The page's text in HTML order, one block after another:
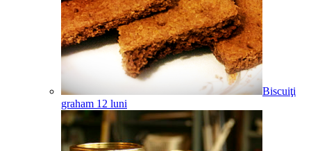
Biscuiţi
graham 12 luni